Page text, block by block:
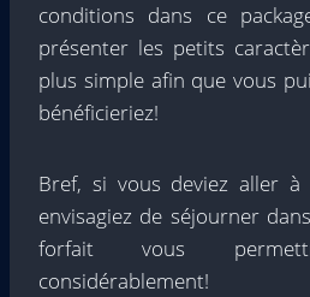
conditions dans ce
présenter les petits
plus simple afin que vous
bénéficieriez!
Bref, si vous deviez aller
envisagiez de séjourner
forfait vous
considérablement!